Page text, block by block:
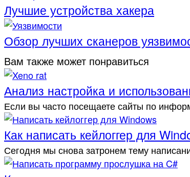
Лучшие устройства хакера
Обзор лучших сканеров
Вам также может понравиться
Анализ настройка и
Если вы часто посещаете сайты по
Как написать кейлоггер для
Сегодня мы снова затронем тему